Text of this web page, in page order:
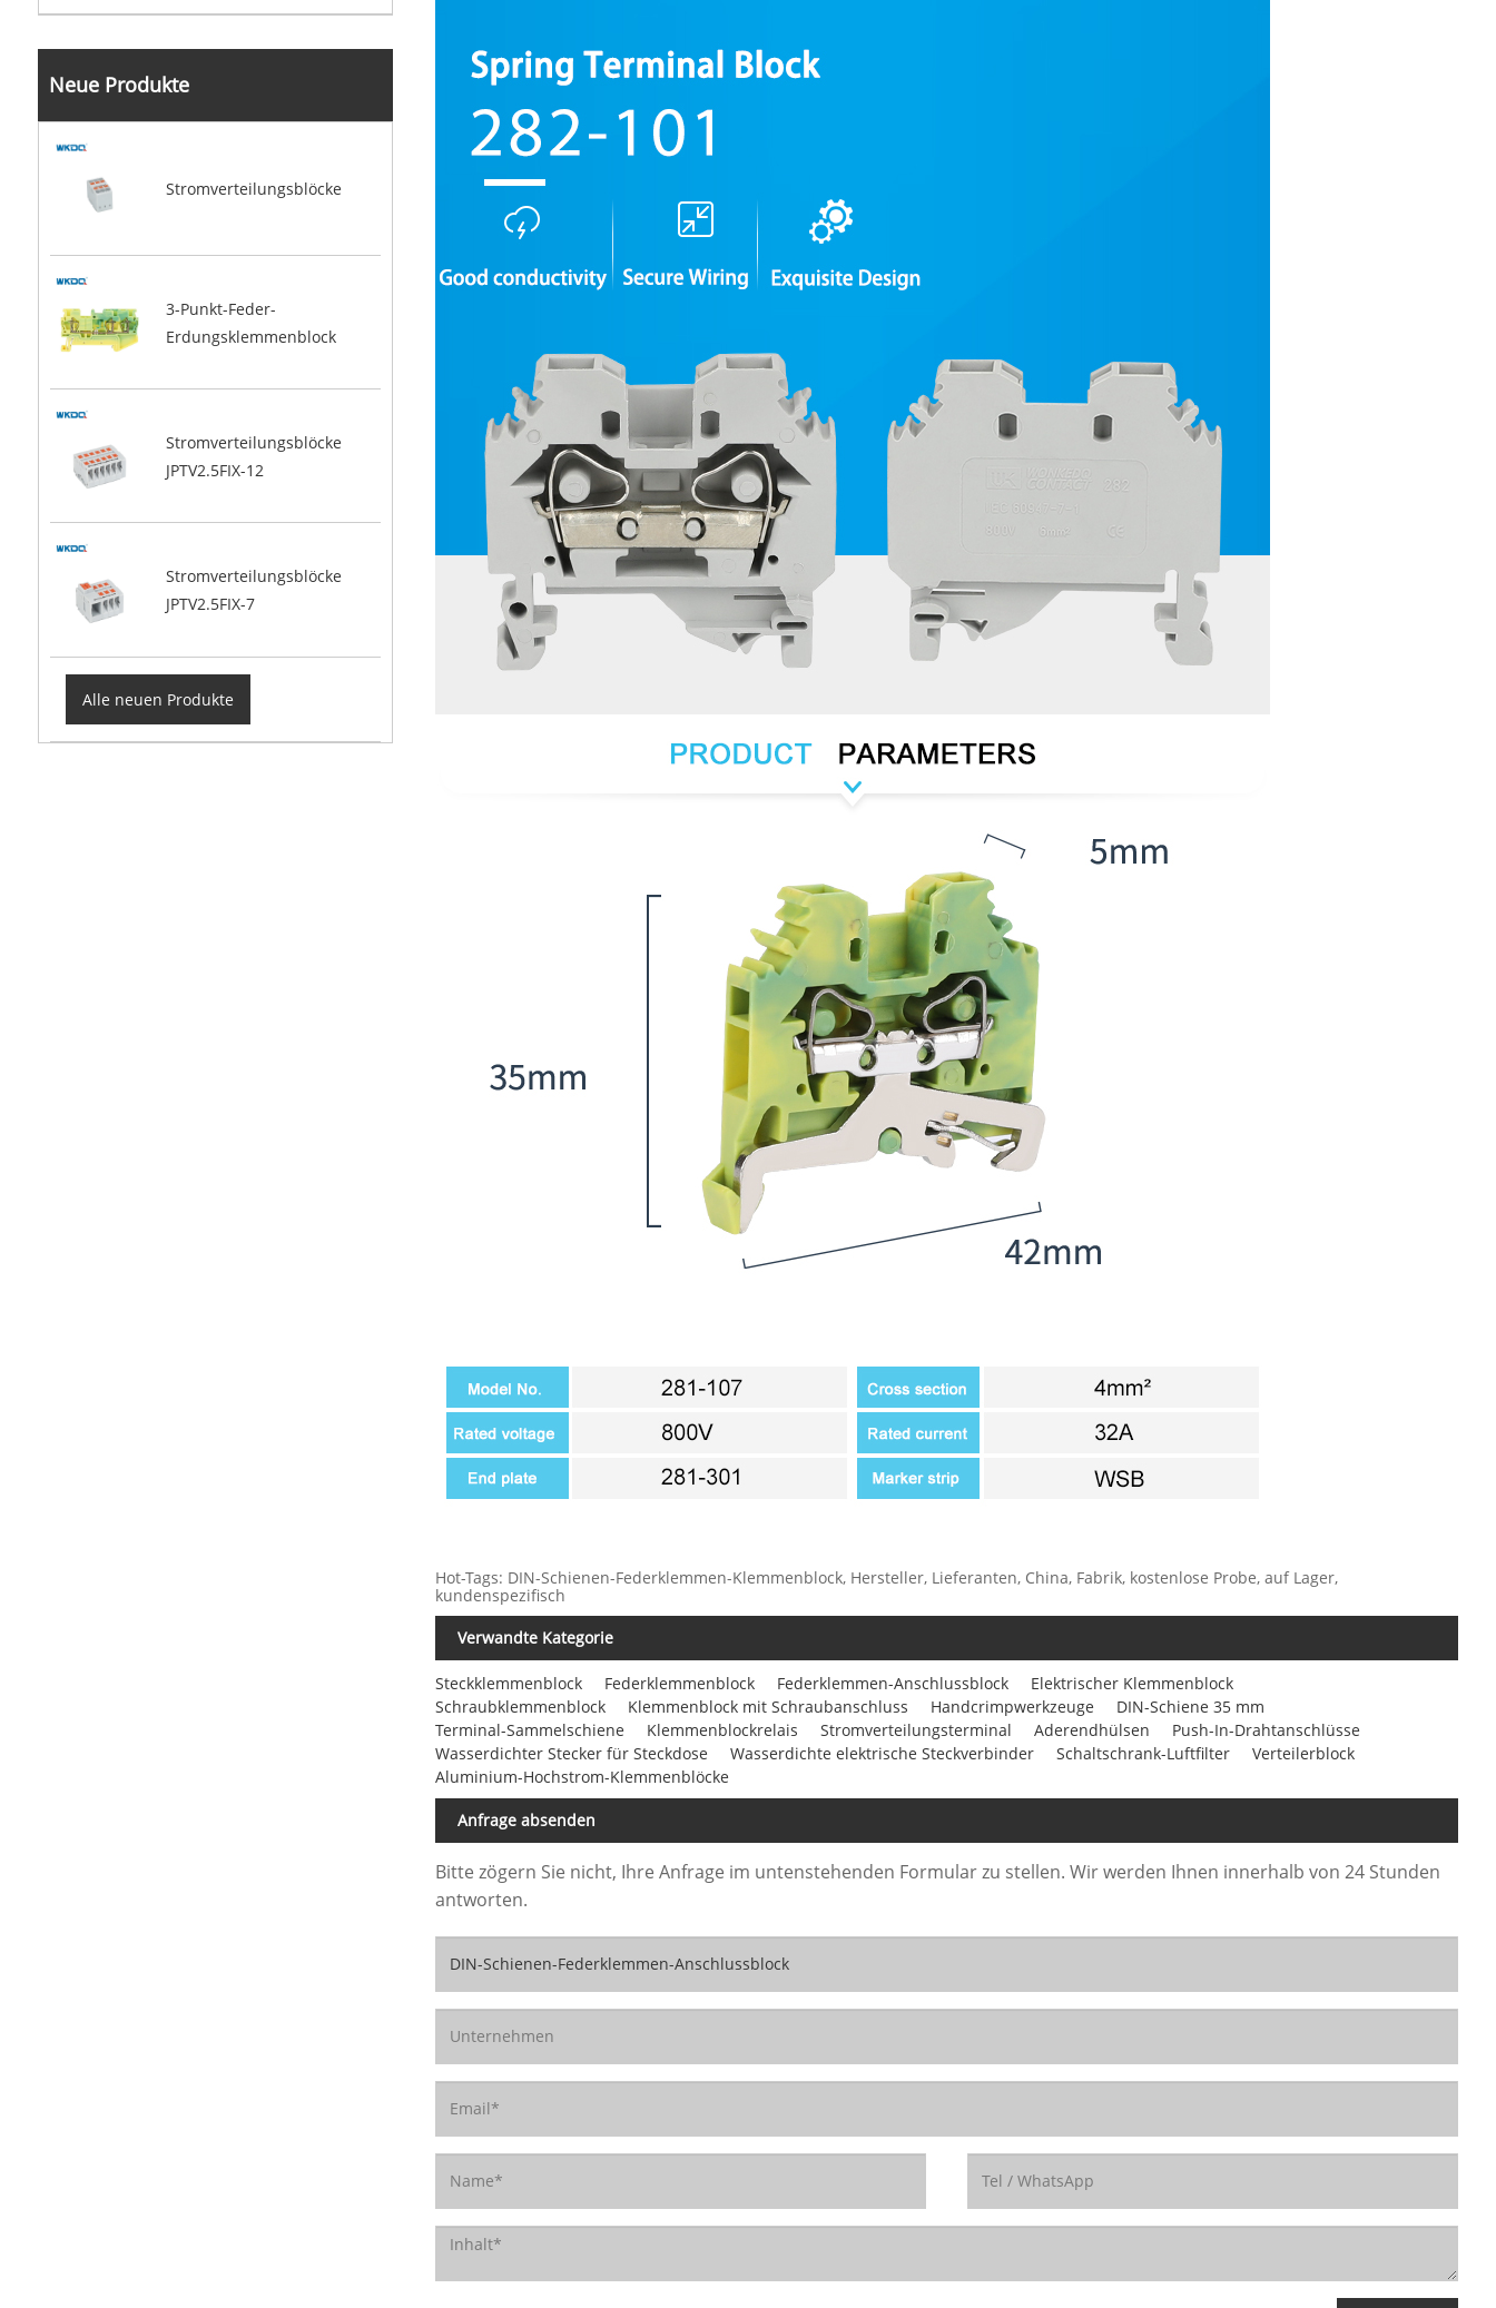
Neue Produkte
Stromverteilungsblöcke
3-Punkt-Feder-
Erdungsklemmenblock
Stromverteilungsblöcke
JPTV2.5FIX-12
Stromverteilungsblöcke
JPTV2.5FIX-7
Alle neuen Produkte
Hot-Tags: DIN-Schienen-Federklemmen-Klemmenblock, Hersteller, Lieferanten, China, Fabrik, kostenlose Probe, auf Lager,
kundenspezifisch
Verwandte Kategorie
Steckklemmenblock Federklemmenblock Federklemmen-Anschlussblock
Elektrischer Klemmenblock
Schraubklemmenblock
Klemmenblock mit Schraubanschluss Handcrimpwerkzeuge
DIN-Schiene 35 mm
Terminal-Sammelschiene
Klemmenblockrelais Stromverteilungsterminal Aderendhülsen
Push-In-Drahtanschlüsse
Wasserdichter Stecker für Steckdose
Wasserdichte elektrische Steckverbinder Schaltschrank-Luftfilter
Verteilerblock
Aluminium-Hochstrom-Klemmenblöcke
Anfrage absenden
Bitte zögern Sie nicht, Ihre Anfrage im untenstehenden Formular zu stellen. Wir werden Ihnen innerhalb von 24 Stunden
antworten.